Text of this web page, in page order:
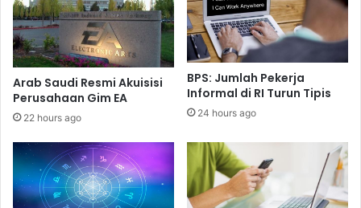
Arab Saudi Resmi Akuisisi
Perusahaan Gim EA
22 hours ago
BPS: Jumlah Pekerja
Informal di RI Turun Tipis
24 hours ago